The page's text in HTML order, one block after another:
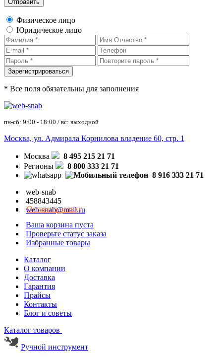
Физическое лицо
Юридическое лицо
* Все поля обязательны для заполнения
пн-сб: 9:00 - 18:00 / вс: выходной
Москва, ул. Адмирала Корнилова владение 60, стр. 1
Москва
8 495 215 21 71
Регионы
8 800 333 21 71
8 916 333 21 71
web-snab
458843445
web-snab@mail.ru
Оставить заявку
Ваша корзина пуста
Проверьте статус заказа
Избранные товары
Каталог
О компании
Доставка
Гарантия
Прайсы
Контакты
Блог и советы
Каталог товаров
Ручной инструмент